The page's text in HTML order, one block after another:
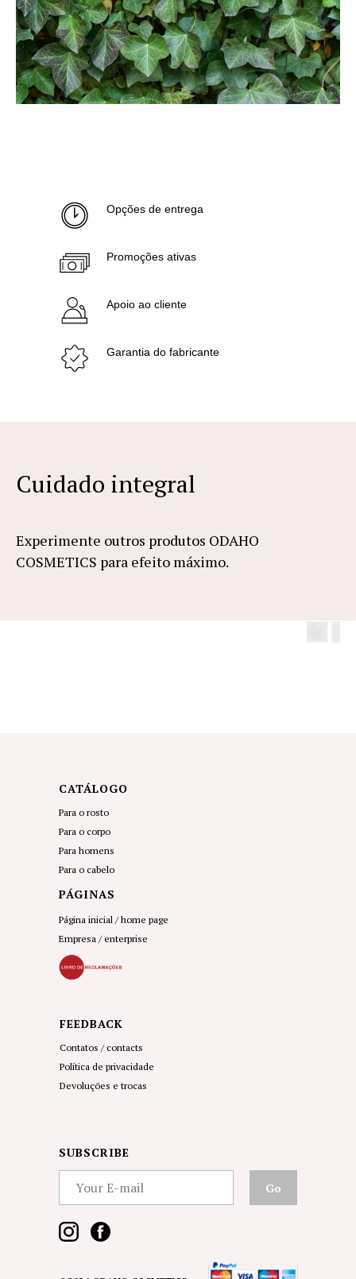
Opções de entrega
Promoções ativas
Apoio ao cliente
Garantia do fabricante
Cuidado integral
Experimente outros produtos ODAHO
COSMETICS para efeito máximo.
CATÁLOGO
Para o rosto
Para o corpo
Para homens
Para o cabelo
PÁGINAS
Página inicial / home page
Empresa / enterprise
FEEDBACK
Contatos / contacts
Política de privacidade
Devoluções e trocas
Go
SUBSCRIBE